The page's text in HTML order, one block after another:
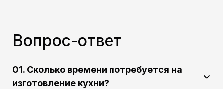
Вопрос-ответ
01. Сколько времени потребуется на
изготовление кухни?